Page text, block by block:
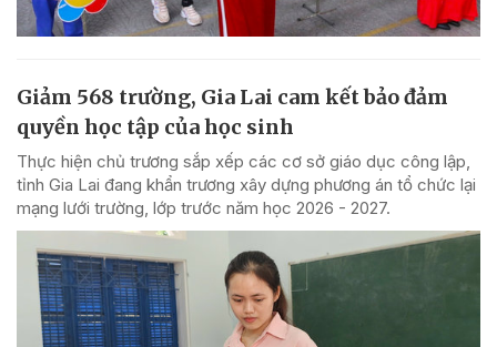
Giảm 568 trường, Gia Lai cam kết bảo đảm
quyền học tập của học sinh
Thực hiện chủ trương sắp xếp các cơ sở giáo dục công lập,
tỉnh Gia Lai đang khẩn trương xây dựng phương án tổ chức lại
mạng lưới trường, lớp trước năm học 2026 - 2027.